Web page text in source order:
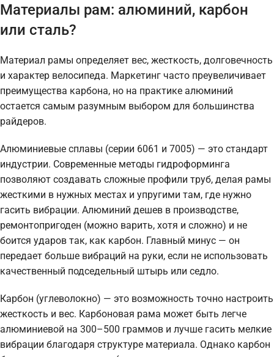
Материалы рам: алюминий, карбон
или сталь?
Материал рамы определяет вес, жесткость, долговечность
и характер велосипеда. Маркетинг часто преувеличивает
преимущества карбона, но на практике алюминий
остается самым разумным выбором для большинства
райдеров.
Алюминиевые сплавы (серии 6061 и 7005) — это стандарт
индустрии. Современные методы гидроформинга
позволяют создавать сложные профили труб, делая рамы
жесткими в нужных местах и упругими там, где нужно
гасить вибрации. Алюминий дешев в производстве,
ремонтопригоден (можно варить, хотя и сложно) и не
боится ударов так, как карбон. Главный минус — он
передает больше вибраций на руки, если не использовать
качественный подседельный штырь или седло.
Карбон (углеволокно) — это возможность точно настроить
жесткость и вес. Карбоновая рама может быть легче
алюминиевой на 300–500 граммов и лучше гасить мелкие
вибрации благодаря структуре материала. Однако карбон